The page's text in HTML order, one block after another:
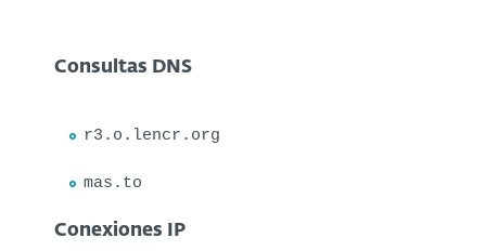
Consultas DNS
r3.o.lencr.org
mas.to
Conexiones IP